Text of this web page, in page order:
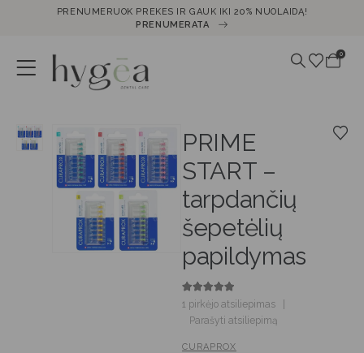
PRENUMERUOK PREKES IR GAUK IKI 20% NUOLAIDĄ!
PRENUMERATA
0
PRIME
START –
tarpdančių
šepetėlių
papildymas
5.00 out of 5
1 pirkėjo atsiliepimas
Parašyti atsiliepimą
CURAPROX